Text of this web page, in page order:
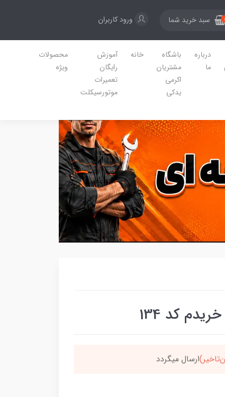
سبد خرید شما ورود کاربران
درباره
ما
باشگاه
مشتریان
اکرمی
یدکی
خانه
آموزش
رایگان
تعمیرات
موتورسیکلت
محصولات
ویژه
کد 134